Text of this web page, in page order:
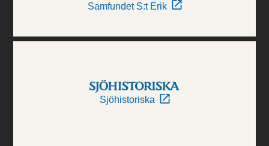
Samfundet S:t Erik
Sjöhistoriska